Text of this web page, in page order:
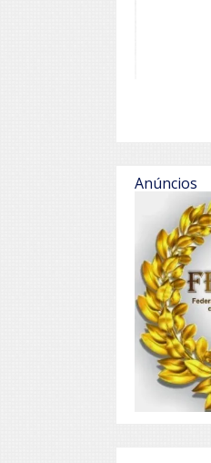
Anúncios